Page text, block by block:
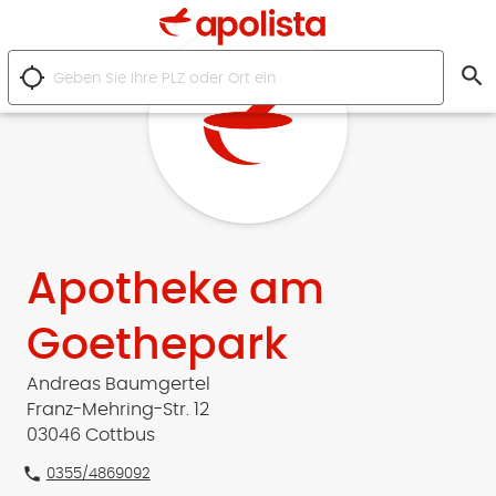
location_searching search
Apotheke am
Goethepark
Andreas Baumgertel
Franz-Mehring-Str. 12
03046 Cottbus
phone 0355/4869092